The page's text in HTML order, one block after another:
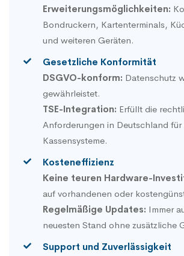
Erweiterungsmöglichkeiten:
Bondruckern, Kartenterminals,
und weiteren Geräten.
Gesetzliche Konformität
DSGVO-konform: Datenschutz
gewährleistet.
TSE-Integration: Erfüllt die
Anforderungen in Deutschland
Kassensysteme.
Kosteneffizienz
Keine teuren Hardware-
auf vorhandenen oder
Regelmäßige Updates: Immer
neuesten Stand ohne zusätzliche
Support und Zuverlässigkeit